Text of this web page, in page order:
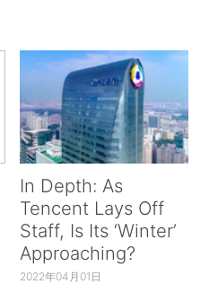
In Depth: As
Tencent Lays Off
Staff, Is Its ‘Winter’
Approaching?
2022年04月01日